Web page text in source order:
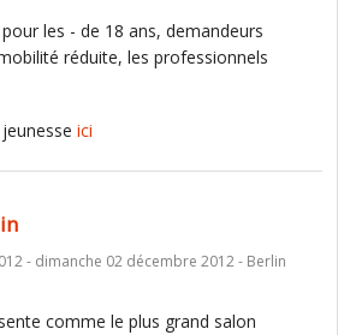
les - de 18 ans, demandeurs
réduite, les professionnels
ici
- dimanche 02 décembre 2012 - Berlin
comme le plus grand salon